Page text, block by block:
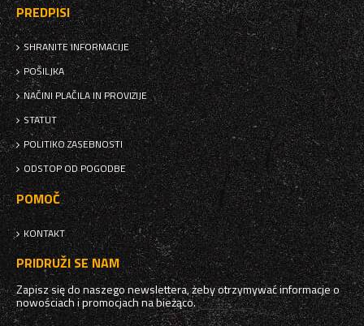
PREDPISI
SHRANITE INFORMACIJE
POŠILJKA
NAČINI PLAČILA IN PROVIZIJE
STATUT
POLITIKO ZASEBNOSTI
ODSTOP OD POGODBE
POMOČ
KONTAKT
PRIDRUŽI SE NAM
Zapisz się do naszego newslettera, żeby otrzymywać informacje o
nowościach i promocjach na bieżąco.